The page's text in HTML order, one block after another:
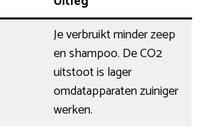
Je verbruikt minder zeep
en shampoo. De CO2
uitstoot is lager
omdatapparaten zuiniger
werken.